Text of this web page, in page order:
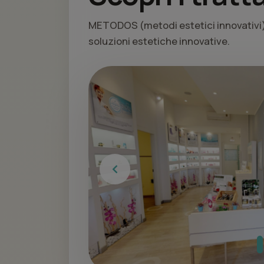
METODOS (metodi estetici
soluzioni estetiche innovative.
Previous